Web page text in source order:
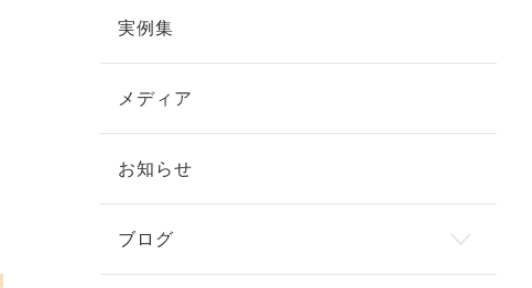
実例集
メディア
お知らせ
ブログ